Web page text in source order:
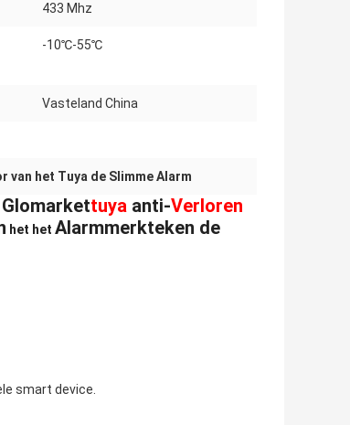
433 Mhz
-10℃-55℃
Vasteland China
van het Tuya de Slimme Alarm
Glomarkettuya anti-Verloren
het het Alarmmerkteken de
smart device.